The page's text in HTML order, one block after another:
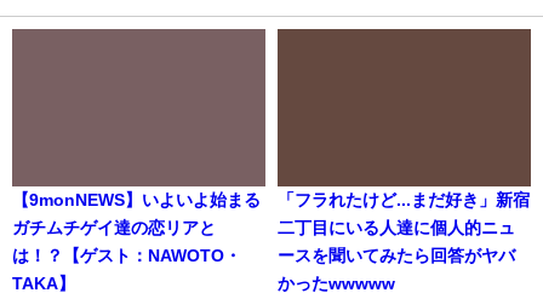
【9monNEWS】いよいよ始まる
ガチムチゲイ達の恋リアと
は！？【ゲスト：NAWOTO・
TAKA】
「フラれたけど...まだ好き」新宿
二丁目にいる人達に個人的ニュ
ースを聞いてみたら回答がヤバ
かったwwwww